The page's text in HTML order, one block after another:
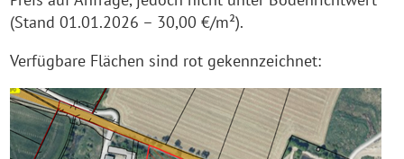
(Stand 01.01.2026 – 30,00 €/m²).
Verfügbare Flächen sind rot gekennzeichnet: